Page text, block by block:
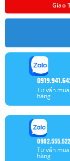
Giao
Tư vấn mua
hàng
0902.555.522
Tư vấn mua
hàng